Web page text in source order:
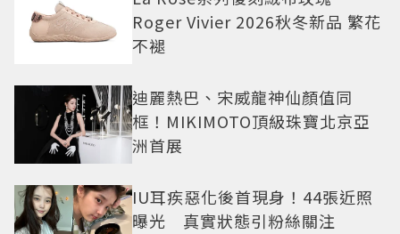
Roger Vivier 2026秋冬新品 繁花
不褪
迪麗熱巴、宋威龍神仙顏值同
框！MIKIMOTO頂級珠寶北京亞
洲首展
IU耳疾惡化後首現身！44張近照
曝光 真實狀態引粉絲關注